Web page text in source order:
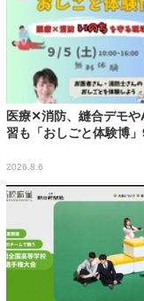
医療✕消防、縫合デモや
習も「おしごと体験博
2026.8.6